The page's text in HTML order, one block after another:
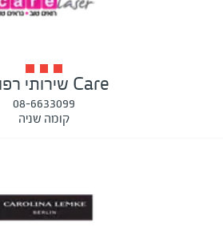
Care שירותי רפואה
08-6633099
קומה שניה